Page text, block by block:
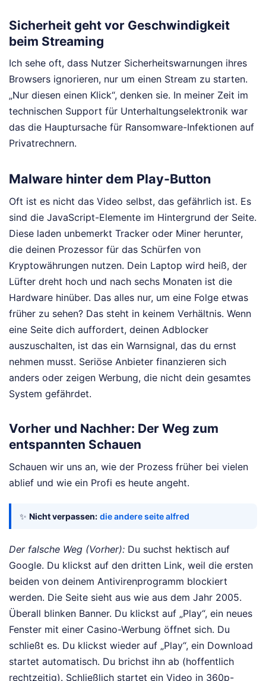
Sicherheit geht vor Geschwindigkeit
beim Streaming
Ich sehe oft, dass Nutzer Sicherheitswarnungen ihres
Browsers ignorieren, nur um einen Stream zu starten.
„Nur diesen einen Klick“, denken sie. In meiner Zeit im
technischen Support für Unterhaltungselektronik war
das die Hauptursache für Ransomware-Infektionen auf
Privatrechnern.
Malware hinter dem Play-Button
Oft ist es nicht das Video selbst, das gefährlich ist. Es
sind die JavaScript-Elemente im Hintergrund der Seite.
Diese laden unbemerkt Tracker oder Miner herunter,
die deinen Prozessor für das Schürfen von
Kryptowährungen nutzen. Dein Laptop wird heiß, der
Lüfter dreht hoch und nach sechs Monaten ist die
Hardware hinüber. Das alles nur, um eine Folge etwas
früher zu sehen? Das steht in keinem Verhältnis. Wenn
eine Seite dich auffordert, deinen Adblocker
auszuschalten, ist das ein Warnsignal, das du ernst
nehmen musst. Seriöse Anbieter finanzieren sich
anders oder zeigen Werbung, die nicht dein gesamtes
System gefährdet.
Vorher und Nachher: Der Weg zum
entspannten Schauen
Schauen wir uns an, wie der Prozess früher bei vielen
ablief und wie ein Profi es heute angeht.
✨ Nicht verpassen: die andere seite alfred
Der falsche Weg (Vorher): Du suchst hektisch auf
Google. Du klickst auf den dritten Link, weil die ersten
beiden von deinem Antivirenprogramm blockiert
werden. Die Seite sieht aus wie aus dem Jahr 2005.
Überall blinken Banner. Du klickst auf „Play“, ein neues
Fenster mit einer Casino-Werbung öffnet sich. Du
schließt es. Du klickst wieder auf „Play“, ein Download
startet automatisch. Du brichst ihn ab (hoffentlich
rechtzeitig). Schließlich startet ein Video in 360p-